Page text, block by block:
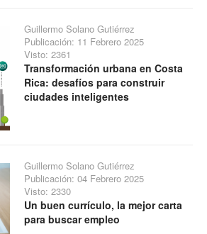
Guillermo Solano Gutiérrez
Publicación: 11 Febrero 2025
Visto: 2361
Transformación urbana en Costa
Rica: desafíos para construir
ciudades inteligentes
Guillermo Solano Gutiérrez
Publicación: 04 Febrero 2025
Visto: 2330
Un buen currículo, la mejor carta
para buscar empleo